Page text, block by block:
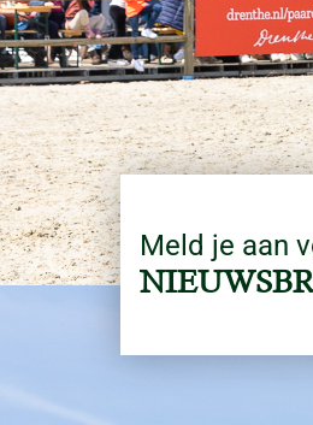
Meld je aan